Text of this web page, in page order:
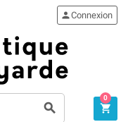

Connexion

0